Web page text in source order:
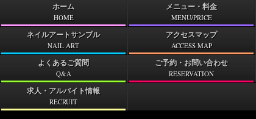
ホーム
HOME
メニュー・料金
MENU/PRICE
ネイルアートサンプル
NAIL ART
アクセスマップ
ACCESS MAP
よくあるご質問
Q&A
ご予約・お問い合わせ
RESERVATION
求人・アルバイト情報
RECRUIT